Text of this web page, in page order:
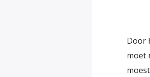
Door
moet